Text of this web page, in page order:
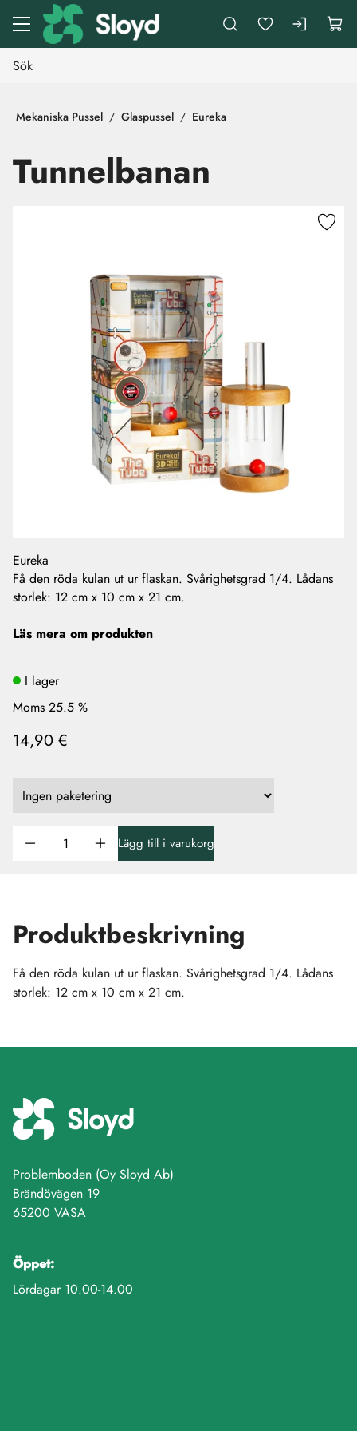
Gå till huvudinnehåll
Mekaniska Pussel Glaspussel Eureka
Tunnelbanan
Eureka
Få den röda kulan ut ur flaskan. Svårighetsgrad 1/4. Lådans
storlek: 12 cm x 10 cm x 21 cm.
Läs mera om produkten
I lager
Moms 25.5 %
14,90 €
Lägg till i varukorg
Produktbeskrivning
Få den röda kulan ut ur flaskan. Svårighetsgrad 1/4. Lådans
storlek: 12 cm x 10 cm x 21 cm.
Problemboden (Oy Sloyd Ab)
Brändövägen 19
65200 VASA
Öppet:
Lördagar 10.00-14.00